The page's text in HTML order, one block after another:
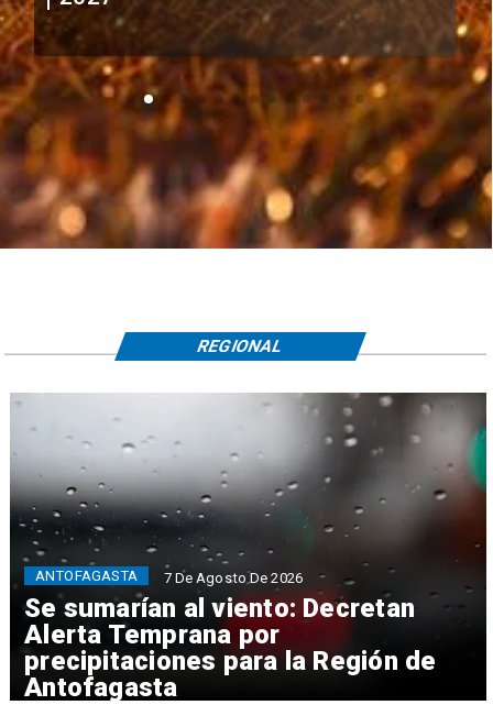
Se sumarían al viento: Decretan
Alerta Temprana por
precipitaciones para la Región de
Antofagasta
ANTOFAGASTA 7 De Agosto De 2026
REGIONAL